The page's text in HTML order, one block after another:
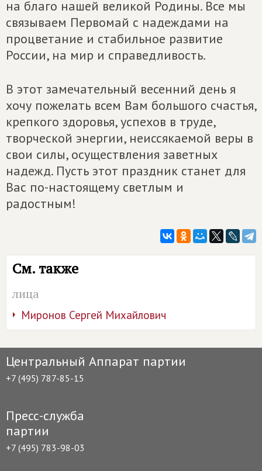
на благо нашей великой Родины. Все мы
связываем Первомай с надеждами на
процветание и стабильное развитие
России, на мир и справедливость.
В этот замечательный весенний день я
хочу пожелать всем Вам большого счастья,
крепкого здоровья, успехов в труде,
творческой энергии, неиссякаемой веры в
свои силы, осуществления заветных
надежд. Пусть этот праздник станет для
Вас по-настоящему светлым и
радостным!
См. также
лица
Миронов Сергей Михайлович
Центральный Аппарат партии
+7 (495) 787-85-15
Пресс-служба
партии
+7 (495) 783-98-03